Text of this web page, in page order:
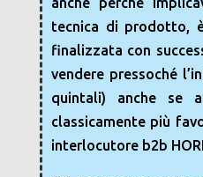
tecnica di prodotto,
finalizzata con
vendere pressoché
quintali) anche se
classicamente più
interlocutore b2b